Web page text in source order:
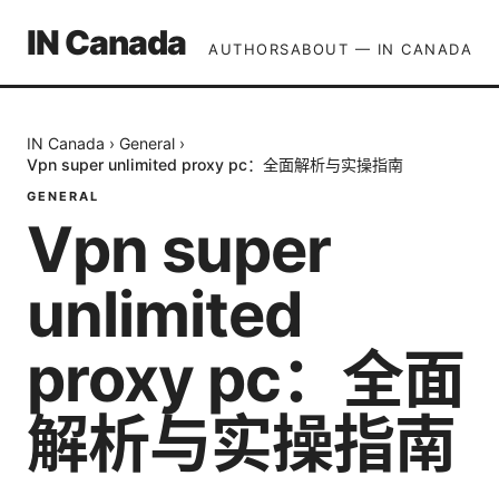
IN Canada AUTHORSABOUT — IN CANADA
IN Canada › General ›
Vpn super unlimited proxy pc：全面解析与实操指南
GENERAL
Vpn super
unlimited
proxy pc：全面
解析与实操指南